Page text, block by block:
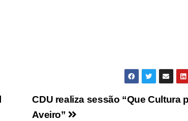
CDU realiza sessão “Que Cultura
Aveiro”